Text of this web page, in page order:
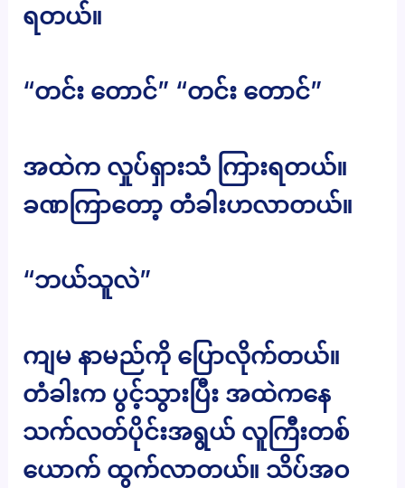
ရတယ်။
“တင်း တောင်” “တင်း တောင်”
အထဲက လှုပ်ရှားသံ ကြားရတယ်။
ခဏကြာတော့ တံခါးဟလာတယ်။
“ဘယ်သူလဲ”
ကျမ နာမည်ကို ပြောလိုက်တယ်။
တံခါးက ပွင့်သွားပြီး အထဲကနေ
သက်လတ်ပိုင်းအရွယ် လူကြီးတစ်
ယောက် ထွက်လာတယ်။ သိပ်အဝ